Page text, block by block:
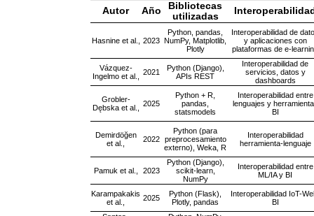
Autor Año
Bibliotecas
utilizadas
Hasnine et al., 2023
Python, pandas,
NumPy, Matplotlib,
Plotly
Interoperabilidad de
y aplicaciones con
plataformas de e-
Vázquez-
Ingelmo et al.,
2021
Python (Django),
APIs REST
Interoperabilidad de
servicios, datos y
dashboards
Grobler-
Dębska et al.,
2025
Python + R,
pandas,
statsmodels
Interoperabilidad entre
lenguajes y
BI
Demirdöğen
et al.,
2022
Python (para
preprocesamiento
externo), Weka, R
Interoperabilidad
herramienta-lenguaje
Pamuk et al., 2023
Python (Django),
scikit-learn,
NumPy
Interoperabilidad entre
ML/IA y BI
Karampakakis
et al.,
2025
Python (Flask),
Plotly, pandas
Interoperabilidad IoT-
BI